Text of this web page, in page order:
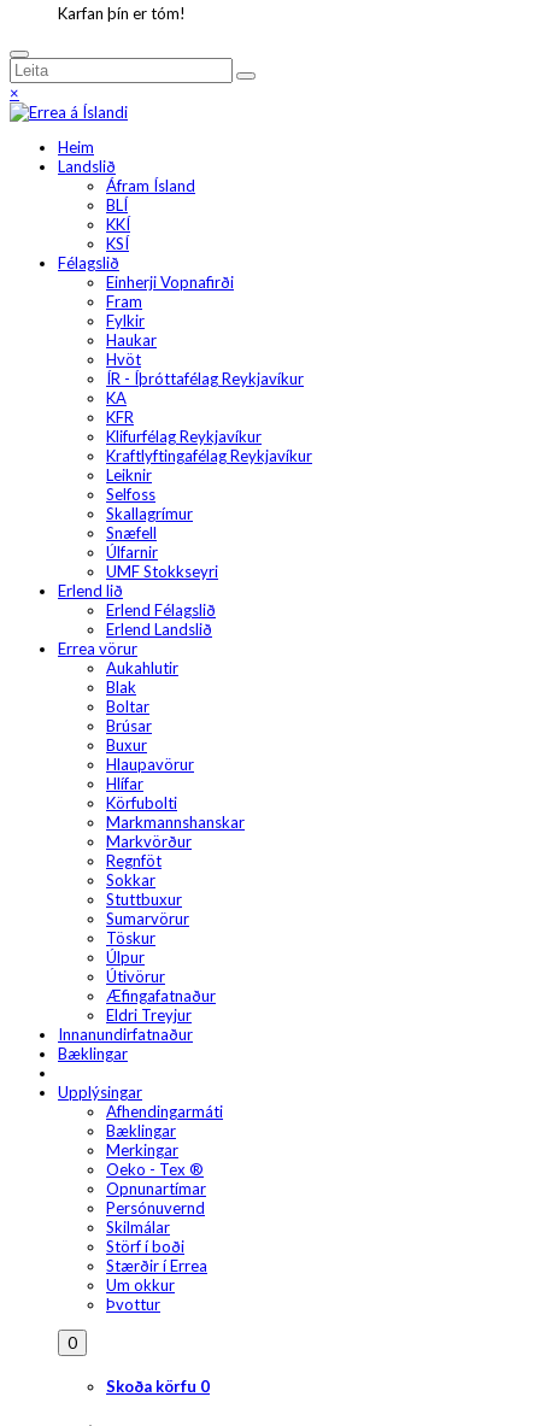
Karfan þín er tóm!
×
Heim
Landslið
Áfram Ísland
BLÍ
KKÍ
KSÍ
Félagslið
Einherji Vopnafirði
Fram
Fylkir
Haukar
Hvöt
ÍR - Íþróttafélag Reykjavíkur
KA
KFR
Klifurfélag Reykjavíkur
Kraftlyftingafélag Reykjavíkur
Leiknir
Selfoss
Skallagrímur
Snæfell
Úlfarnir
UMF Stokkseyri
Erlend lið
Erlend Félagslið
Erlend Landslið
Errea vörur
Aukahlutir
Blak
Boltar
Brúsar
Buxur
Hlaupavörur
Hlífar
Körfubolti
Markmannshanskar
Markvörður
Regnföt
Sokkar
Stuttbuxur
Sumarvörur
Töskur
Úlpur
Útivörur
Æfingafatnaður
Eldri Treyjur
Innanundirfatnaður
Bæklingar
Upplýsingar
Afhendingarmáti
Bæklingar
Merkingar
Oeko - Tex ®
Opnunartímar
Persónuvernd
Skilmálar
Störf í boði
Stærðir í Errea
Um okkur
Þvottur
0
Skoða körfu 0